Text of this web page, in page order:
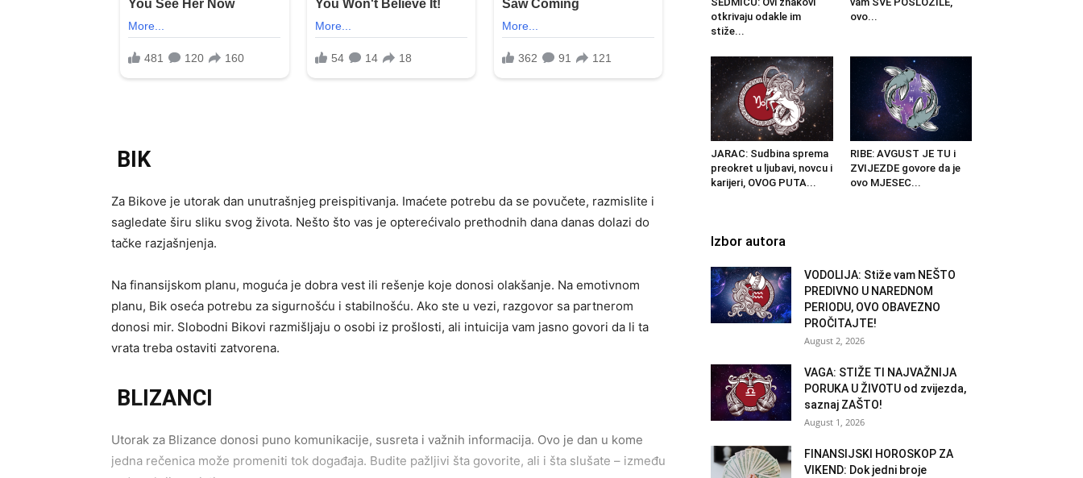
BIK
Za Bikove je utorak dan unutrašnjeg preispitivanja. Imaćete potrebu da se povučete, razmislite i
sagledate širu sliku svog života. Nešto što vas je opterećivalo prethodnih dana danas dolazi do
tačke razjašnjenja.
Na finansijskom planu, moguća je dobra vest ili rešenje koje donosi olakšanje. Na emotivnom
planu, Bik oseća potrebu za sigurnošću i stabilnošću. Ako ste u vezi, razgovor sa partnerom
donosi mir. Slobodni Bikovi razmišljaju o osobi iz prošlosti, ali intuicija vam jasno govori da li ta
vrata treba ostaviti zatvorena.
BLIZANCI
Utorak za Blizance donosi puno komunikacije, susreta i važnih informacija. Ovo je dan u kome
jedna rečenica može promeniti tok događaja. Budite pažljivi šta govorite, ali i šta slušate – između
otkrivaju odakle im
stiže...
ovo...
JARAC: Sudbina sprema
preokret u ljubavi, novcu i
karijeri, OVOG PUTA...
RIBE: AVGUST JE TU i
ZVIJEZDE govore da je
ovo MJESEC...
Izbor autora
VODOLIJA: Stiže vam NEŠTO
PREDIVNO U NAREDNOM
PERIODU, OVO OBAVEZNO
PROČITAJTE!
August 2, 2026
VAGA: STIŽE TI NAJVAŽNIJA
PORUKA U ŽIVOTU od zvijezda,
saznaj ZAŠTO!
August 1, 2026
FINANSIJSKI HOROSKOP ZA
VIKEND: Dok jedni broje